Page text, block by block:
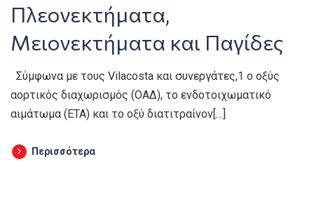
Πλεονεκτήματα,
Μειονεκτήματα και Παγίδες
Σύμφωνα με τους Vilacosta και συνεργάτες,1 ο οξύς
αορτικός διαχωρισμός (ΟΑΔ), το ενδοτοιχωματικό
αιμάτωμα (ΕΤΑ) και το οξύ διατιτραίνον[…]
Περισσότερα